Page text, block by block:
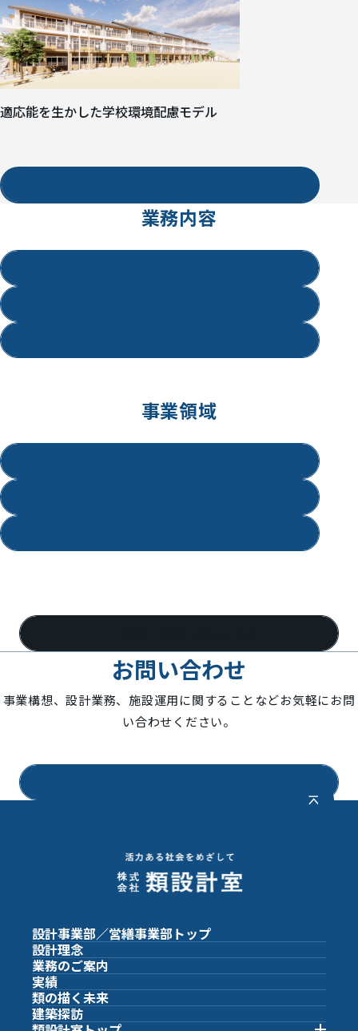
適応能を生かした学校環境配慮モデル
業務内容
事業領域
お問い合わせ
事業構想、設計業務、施設運用に関することなどお気軽にお問
い合わせください。
設計事業部／営繕事業部 トップ
設計理念
業務のご案内
実績
類の描く未来
建築探訪